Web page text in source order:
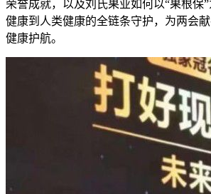
荣誉成就，以及刘氏果业如何以“果根保
健康到人类健康的全链条守护，为两会
健康护航。